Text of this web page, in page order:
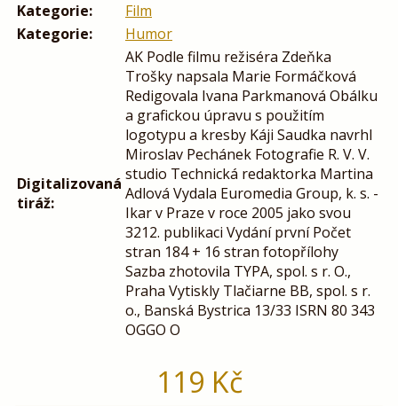
Kategorie:
Film
Kategorie:
Humor
Digitalizovaná
tiráž:
AK Podle filmu režiséra Zdeňka
Trošky napsala Marie Formáčková
Redigovala Ivana Parkmanová Obálku
a grafickou úpravu s použitím
logotypu a kresby Káji Saudka navrhl
Miroslav Pechánek Fotografie R. V. V.
studio Technická redaktorka Martina
Adlová Vydala Euromedia Group, k. s. -
Ikar v Praze v roce 2005 jako svou
3212. publikaci Vydání první Počet
stran 184 + 16 stran fotopřílohy
Sazba zhotovila TYPA, spol. s r. O.,
Praha Vytiskly Tlačiarne BB, spol. s r.
o., Banská Bystrica 13/33 ISRN 80 343
OGGO O
119 Kč